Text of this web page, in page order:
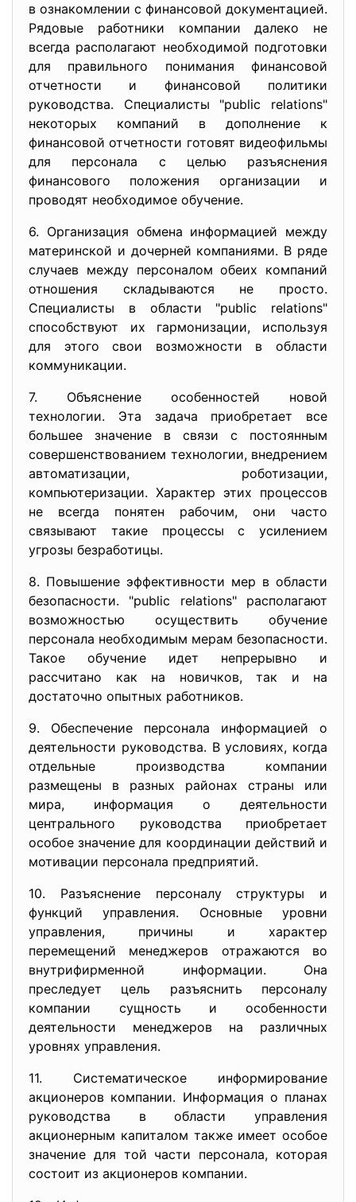
в ознакомлении с финансовой документацией.
Рядовые работники компании далеко не
всегда располагают необходимой подготовки
для правильного понимания финансовой
отчетности и финансовой политики
руководства. Специалисты "public relations"
некоторых компаний в дополнение к
финансовой отчетности готовят видеофильмы
для персонала с целью разъяснения
финансового положения организации и
проводят необходимое обучение.
6. Организация обмена информацией между
материнской и дочерней компаниями. В ряде
случаев между персоналом обеих компаний
отношения складываются не просто.
Специалисты в области "public relations"
способствуют их гармонизации, используя
для этого свои возможности в области
коммуникации.
7. Объяснение особенностей новой
технологии. Эта задача приобретает все
большее значение в связи с постоянным
совершенствованием технологии, внедрением
автоматизации, роботизации,
компьютеризации. Характер этих процессов
не всегда понятен рабочим, они часто
связывают такие процессы с усилением
угрозы безработицы.
8. Повышение эффективности мер в области
безопасности. "public relations" располагают
возможностью осуществить обучение
персонала необходимым мерам безопасности.
Такое обучение идет непрерывно и
рассчитано как на новичков, так и на
достаточно опытных работников.
9. Обеспечение персонала информацией о
деятельности руководства. В условиях, когда
отдельные производства компании
размещены в разных районах страны или
мира, информация о деятельности
центрального руководства приобретает
особое значение для координации действий и
мотивации персонала предприятий.
10. Разъяснение персоналу структуры и
функций управления. Основные уровни
управления, причины и характер
перемещений менеджеров отражаются во
внутрифирменной информации. Она
преследует цель разъяснить персоналу
компании сущность и особенности
деятельности менеджеров на различных
уровнях управления.
11. Систематическое информирование
акционеров компании. Информация о планах
руководства в области управления
акционерным капиталом также имеет особое
значение для той части персонала, которая
состоит из акционеров компании.